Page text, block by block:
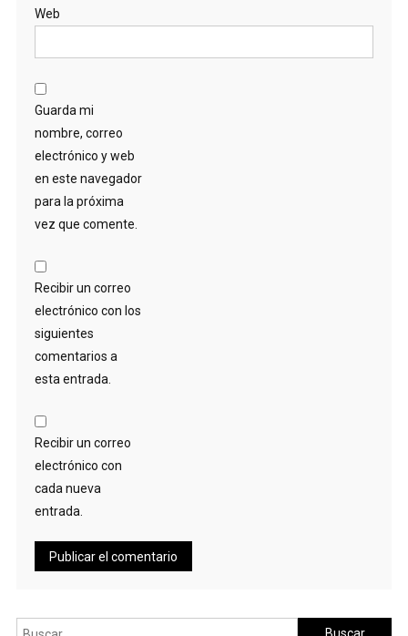
Web
Guarda mi
nombre, correo
electrónico y web
en este navegador
para la próxima
vez que comente.
Recibir un correo
electrónico con los
siguientes
comentarios a
esta entrada.
Recibir un correo
electrónico con
cada nueva
entrada.
Buscar: